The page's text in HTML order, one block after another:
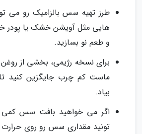
طرز تهیه سس بالزامیک رو می
هایی مثل آویشن خشک یا پودر
و طعم نو بسازید.
برای نسخه رژیمی، بخشی از
ماست کم چرب جایگزین کنید
بیاد.
اگر می خواهید بافت سس کمی
تونید مقداری سس رو روی